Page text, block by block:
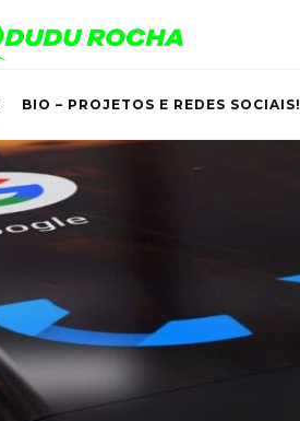
BIO – PROJETOS E REDES SOCIAIS!